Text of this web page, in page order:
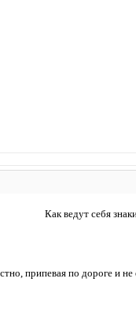
Как ведут себя
припевая по дороге и не